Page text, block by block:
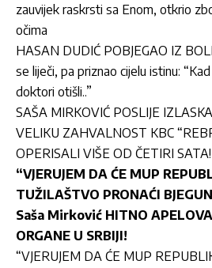
zauvijek raskrsti sa Enom, otkrio
očima
HASAN DUDIĆ POBJEGAO IZ
se liječi, pa priznao cijelu istinu:
doktori otišli..”
SAŠA MIRKOVIĆ POSLIJE
VELIKU ZAHVALNOST KBC
OPERISALI VIŠE OD ČETIRI SATA!
“VJERUJEM DA ĆE MUP
TUŽILAŠTVO PRONAĆI
Saša Mirković HITNO
ORGANE U SRBIJI!
“VJERUJEM DA ĆE MUP